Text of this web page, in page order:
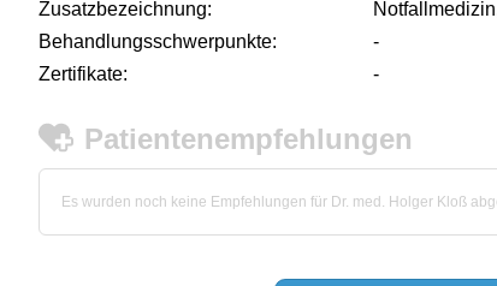
Zusatzbezeichnung:
Behandlungsschwerpunkte:
-
Zertifikate:
-
Patientenempfehlungen
Es wurden noch keine Empfehlungen für Dr. med. Holger Kloß